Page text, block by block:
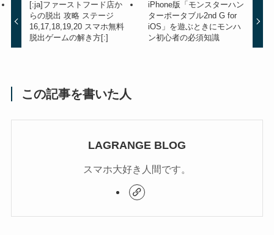
[:ja]ファーストフード店か
らの脱出 攻略 ステージ
16,17,18,19,20 スマホ無料
脱出ゲームの解き方[:]
iPhone版「モンスターハン
ターポータブル2nd G for
iOS」を遊ぶときにモンハ
ン初心者の必須知識
この記事を書いた人
LAGRANGE BLOG
スマホ大好き人間です。